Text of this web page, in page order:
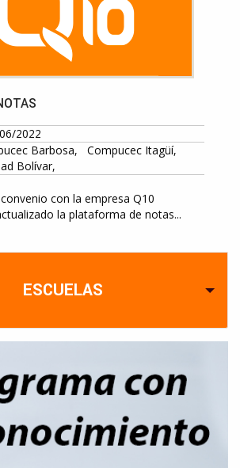
2022
Barbosa, Compucec Itagüí,
Bolívar,
convenio con la empresa Q10
la plataforma de notas...
ESCUELAS